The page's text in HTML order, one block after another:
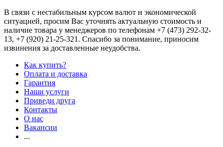
В связи с нестабильным курсом валют и экономической
ситуацией, просим Вас уточнять актуальную стоимость и
наличие товара у менеджеров по телефонам +7 (473) 292-32-
13, +7 (920) 21-25-321 . Спасибо за понимание, приносим
извинения за доставленные неудобства.
Как купить?
Оплата и доставка
Гарантия
Наши услуги
Приведи друга
Контакты
О нас
Вакансии
...